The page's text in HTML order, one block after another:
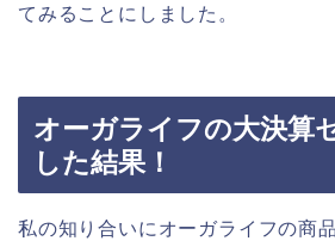
てみることにしました。
オーガライフの大決算
した結果！
私の知り合いにオーガライフの商